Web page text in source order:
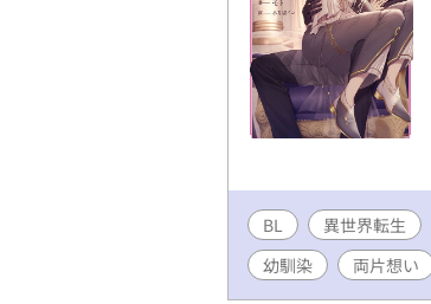
BL 異世界転生
幼馴染
両片想い